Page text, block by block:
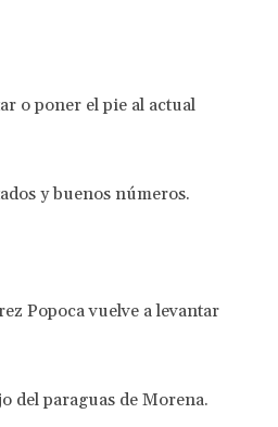
o poner el pie al actual
y buenos números.
Popoca vuelve a levantar
del paraguas de Morena.